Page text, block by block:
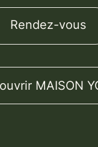
Rendez-vous
MAISON